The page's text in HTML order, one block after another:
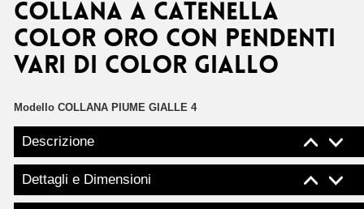
Collana a catenella
color oro con pendenti
vari di color giallo
Modello COLLANA PIUME GIALLE 4
Descrizione
Dettagli e Dimensioni